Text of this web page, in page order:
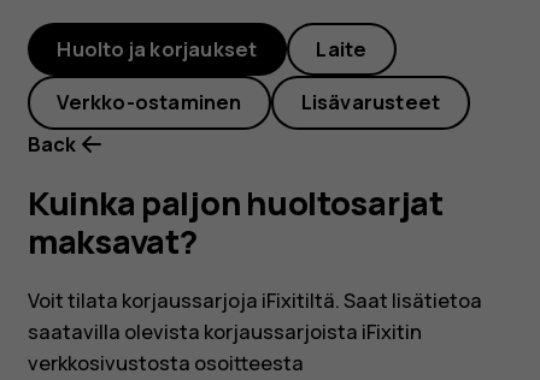
Huolto ja korjaukset Laite
Verkko-ostaminen
Lisävarusteet
Back
Kuinka paljon huoltosarjat
maksavat?
Voit tilata korjaussarjoja iFixitiltä. Saat lisätietoa
saatavilla olevista korjaussarjoista iFixitin
verkkosivustosta osoitteesta